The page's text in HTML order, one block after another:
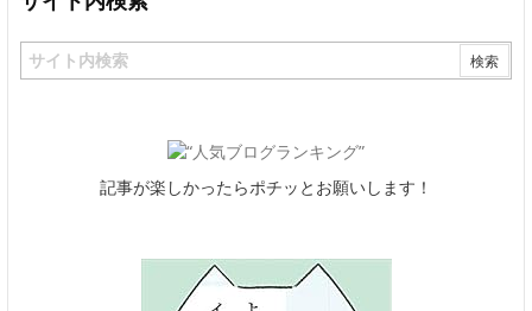
記事が楽しかったらポチッとお願いします！